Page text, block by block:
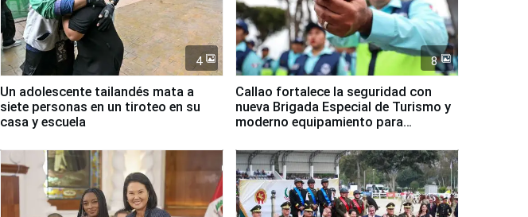
4
Un adolescente tailandés mata a
siete personas en un tiroteo en su
casa y escuela
8
Callao fortalece la seguridad con
nueva Brigada Especial de Turismo y
moderno equipamiento para